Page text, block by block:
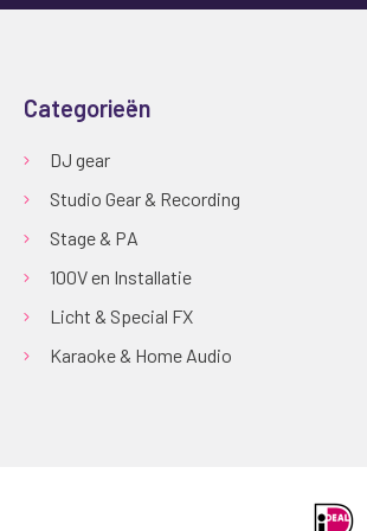
Categorieën
DJ gear
Studio Gear & Recording
Stage & PA
100V en Installatie
Licht & Special FX
Karaoke & Home Audio